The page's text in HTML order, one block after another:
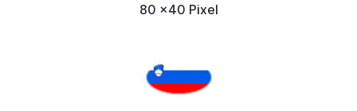
80 x40 Pixel